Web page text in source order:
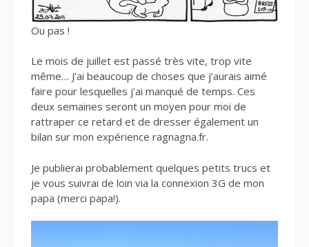
Ou pas !
Le mois de juillet est passé très vite, trop vite
même… J’ai beaucoup de choses que j’aurais aimé
faire pour lesquelles j’ai manqué de temps. Ces
deux semaines seront un moyen pour moi de
rattraper ce retard et de dresser également un
bilan sur mon expérience ragnagna.fr.
Je publierai probablement quelques petits trucs et
je vous suivrai de loin via la connexion 3G de mon
papa (merci papa!).